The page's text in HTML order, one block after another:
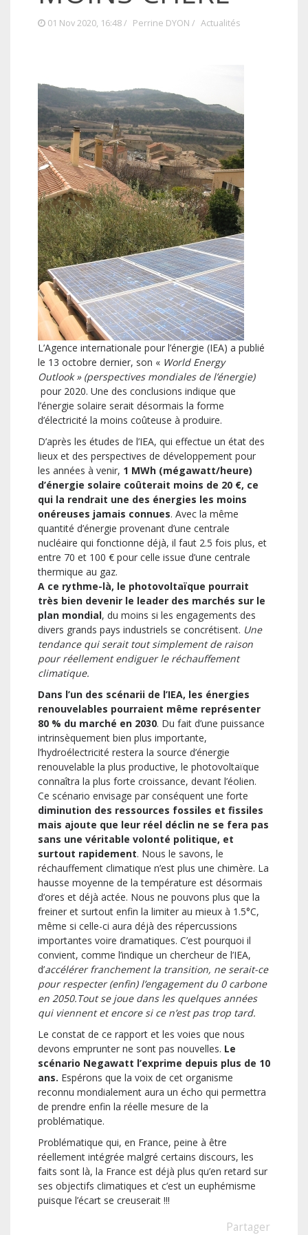
01 Nov 2020, 16:48 / Perrine DYON / Actualités
L’Agence internationale pour l’énergie (IEA) a publié
le 13 octobre dernier, son « World Energy
Outlook » (perspectives mondiales de l’énergie)
pour 2020. Une des conclusions indique que
l’énergie solaire serait désormais la forme
d’électricité la moins coûteuse à produire.
D’après les études de l’IEA, qui effectue un état des
lieux et des perspectives de développement pour
les années à venir, 1 MWh (mégawatt/heure)
d’énergie solaire coûterait moins de 20 €, ce
qui la rendrait une des énergies les moins
onéreuses jamais connues. Avec la même
quantité d’énergie provenant d’une centrale
nucléaire qui fonctionne déjà, il faut 2.5 fois plus, et
entre 70 et 100 € pour celle issue d’une centrale
thermique au gaz.
A ce rythme-là, le photovoltaïque pourrait
très bien devenir le leader des marchés sur le
plan mondial, du moins si les engagements des
divers grands pays industriels se concrétisent. Une
tendance qui serait tout simplement de raison
pour réellement endiguer le réchauffement
climatique.
Dans l’un des scénarii de l’IEA, les énergies
renouvelables pourraient même représenter
80 % du marché en 2030. Du fait d’une puissance
intrinsèquement bien plus importante,
l’hydroélectricité restera la source d’énergie
renouvelable la plus productive, le photovoltaïque
connaîtra la plus forte croissance, devant l’éolien.
Ce scénario envisage par conséquent une forte
diminution des ressources fossiles et fissiles
mais ajoute que leur réel déclin ne se fera pas
sans une véritable volonté politique, et
surtout rapidement. Nous le savons, le
réchauffement climatique n’est plus une chimère. La
hausse moyenne de la température est désormais
d’ores et déjà actée. Nous ne pouvons plus que la
freiner et surtout enfin la limiter au mieux à 1.5°C,
même si celle-ci aura déjà des répercussions
importantes voire dramatiques. C’est pourquoi il
convient, comme l’indique un chercheur de l’IEA,
d’accélérer franchement la transition, ne serait-ce
pour respecter (enfin) l’engagement du 0 carbone
en 2050.Tout se joue dans les quelques années
qui viennent et encore si ce n’est pas trop tard.
Le constat de ce rapport et les voies que nous
devons emprunter ne sont pas nouvelles. Le
scénario Negawatt l’exprime depuis plus de 10
ans. Espérons que la voix de cet organisme
reconnu mondialement aura un écho qui permettra
de prendre enfin la réelle mesure de la
problématique.
Problématique qui, en France, peine à être
réellement intégrée malgré certains discours, les
faits sont là, la France est déjà plus qu’en retard sur
ses objectifs climatiques et c’est un euphémisme
puisque l’écart se creuserait !!!
Partager